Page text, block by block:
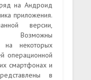
на Андроид
приложения.
версии,
Возможны
на некоторых
операционной
смартфонах и
в